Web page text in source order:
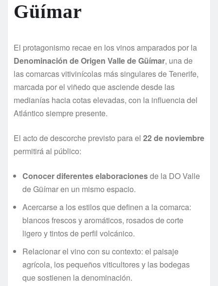
Güímar
El protagonismo recae en los vinos amparados por la
Denominación de Origen Valle de Güímar, una de
las comarcas vitivinícolas más singulares de Tenerife,
marcada por el viñedo que asciende desde las
medianías hacia cotas elevadas, con la influencia del
Atlántico siempre presente.
El acto de descorche previsto para el 22 de noviembre
permitirá al público:
Conocer diferentes elaboracionesde la DO Valle
de Güímar en un mismo espacio.
Acercarse a los estilos que definen a la comarca:
blancos frescos y aromáticos, rosados de corte
ligero y tintos de perfil volcánico.
Relacionar el vino con su contexto: el paisaje
agrícola, los pequeños viticultores y las bodegas
que sostienen la denominación.